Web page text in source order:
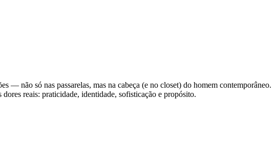
— não só nas passarelas, mas na cabeça (e no closet) do homem contemporâneo.
reais: praticidade, identidade, sofisticação e propósito.